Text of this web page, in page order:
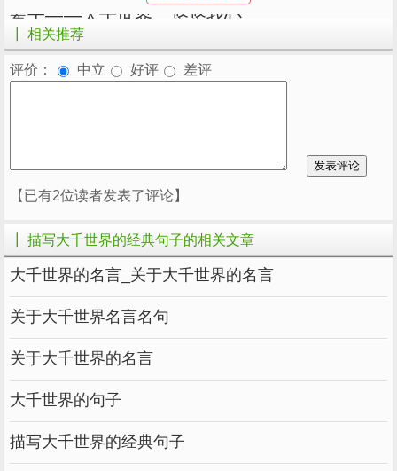
辈子——大千世界，悠悠我心
●大千世界，人生百态。青春是无悔的，自
己想干什么就去干吧！所谓勇敢，也许是，即便
●大千世界，各领风骚，今后真要看你们骚
了。 ----王朔
●弱水三千，只取一瓢，知足就是幸福。大
千世界，求无止境，苦海无边，回头是岸。过眼
繁华三千，转眼两头空。心有余闲，每天都有幸
福，受得苦中苦，才能享得福中福。心有所盼，
却懂得止步于缘分的尽头，回头必是万里晴空。
人生苦短，名利却冗长，从古到今，多少富贵随
人去？知止而后安，放下便是福缘。
●大千世界，多得是想不通的事，多得是猜
不透的心，多得是看不透的人。不如不想，不如
┃ 相关推荐
评价： 中立 好评 差评
【已有2位读者发表了评论】
┃ 描写大千世界的经典句子的相关文章
大千世界的名言_关于大千世界的名言
关于大千世界名言名句
关于大千世界的名言
大千世界的句子
描写大千世界的经典句子